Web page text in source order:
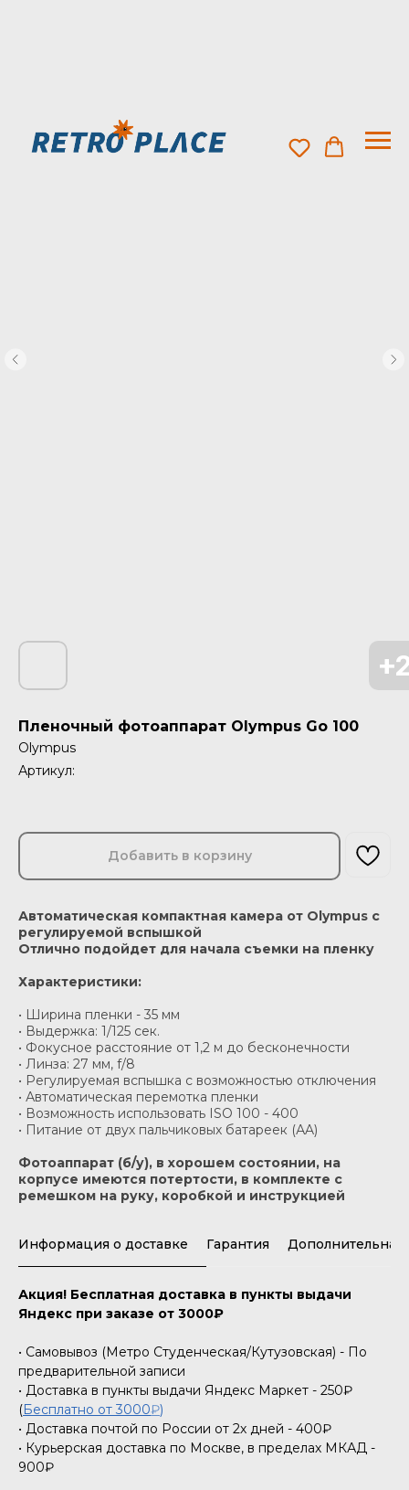
Пленочный фотоаппарат Olympus Go 100
Olympus
Артикул:
Добавить в корзину
Автоматическая компактная камера от Olympus с
регулируемой вспышкой
Отлично подойдет для начала съемки на пленку
Характеристики:
• Ширина пленки - 35 мм
• Выдержка: 1/125 сек.
• Фокусное расстояние от 1,2 м до бесконечности
• Линза: 27 мм, f/8
• Регулируемая вспышка с возможностью отключения
• Автоматическая перемотка пленки
• Возможность использовать ISO 100 - 400
• Питание от двух пальчиковых батареек (АA)
Фотоаппарат (б/у), в хорошем состоянии, на
корпусе имеются потертости, в комплекте с
ремешком на руку, коробкой и инструкцией
Информация о доставке Гарантия
Акция! Бесплатная доставка в пункты выдачи
Яндекс при заказе от 3000₽
• Самовывоз (Метро Студенческая/Кутузовская) - По
предварительной записи
• Доставка в пункты выдачи Яндекс Маркет - 250₽
(Бесплатно от 3000₽)
• Доставка почтой по России от 2х дней - 400₽
• Курьерская доставка по Москве, в пределах МКАД -
900₽